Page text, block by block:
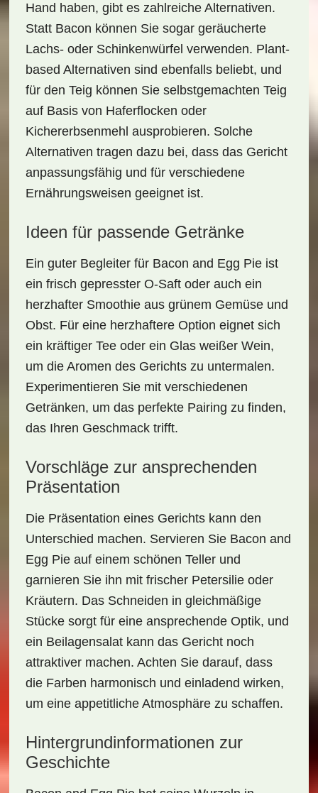
Hand haben, gibt es zahlreiche Alternativen.
Statt Bacon können Sie sogar geräucherte
Lachs- oder Schinkenwürfel verwenden. Plant-
based Alternativen sind ebenfalls beliebt, und
für den Teig können Sie selbstgemachten Teig
auf Basis von Haferflocken oder
Kichererbsenmehl ausprobieren. Solche
Alternativen tragen dazu bei, dass das Gericht
anpassungsfähig und für verschiedene
Ernährungsweisen geeignet ist.
Ideen für passende Getränke
Ein guter Begleiter für Bacon and Egg Pie ist
ein frisch gepresster O-Saftoder auch ein
herzhafter Smoothie aus grünem Gemüse und
Obst. Für eine herzhaftere Option eignet sich
ein kräftiger Tee oder ein Glas weißer Wein,
um die Aromen des Gerichts zu untermalen.
Experimentieren Sie mit verschiedenen
Getränken, um das perfekte Pairing zu finden,
das Ihren Geschmack trifft.
Vorschläge zur ansprechenden
Präsentation
Die Präsentation eines Gerichts kann den
Unterschied machen. Servieren Sie Bacon and
Egg Pie auf einem schönen Tellerund
garnieren Sie ihn mit frischer Petersilie oder
Kräutern. Das Schneiden in gleichmäßige
Stücke sorgt für eine ansprechende Optik, und
ein Beilagensalat kann das Gericht noch
attraktiver machen. Achten Sie darauf, dass
die Farben harmonisch und einladend wirken,
um eine appetitliche Atmosphäre zu schaffen.
Hintergrundinformationen zur
Geschichte